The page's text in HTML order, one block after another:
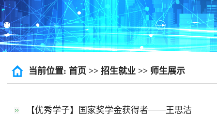
当前位置: 首页 >> 招生就业 >> 师生展示
【优秀学子】国家奖学金获得者——王思洁